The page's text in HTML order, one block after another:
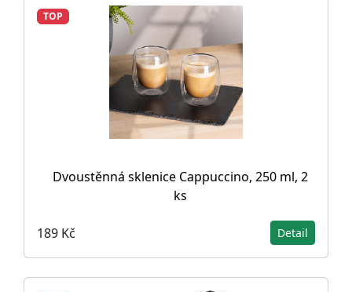
TOP
Dvoustěnná sklenice Cappuccino, 250 ml, 2
ks
189 Kč Detail